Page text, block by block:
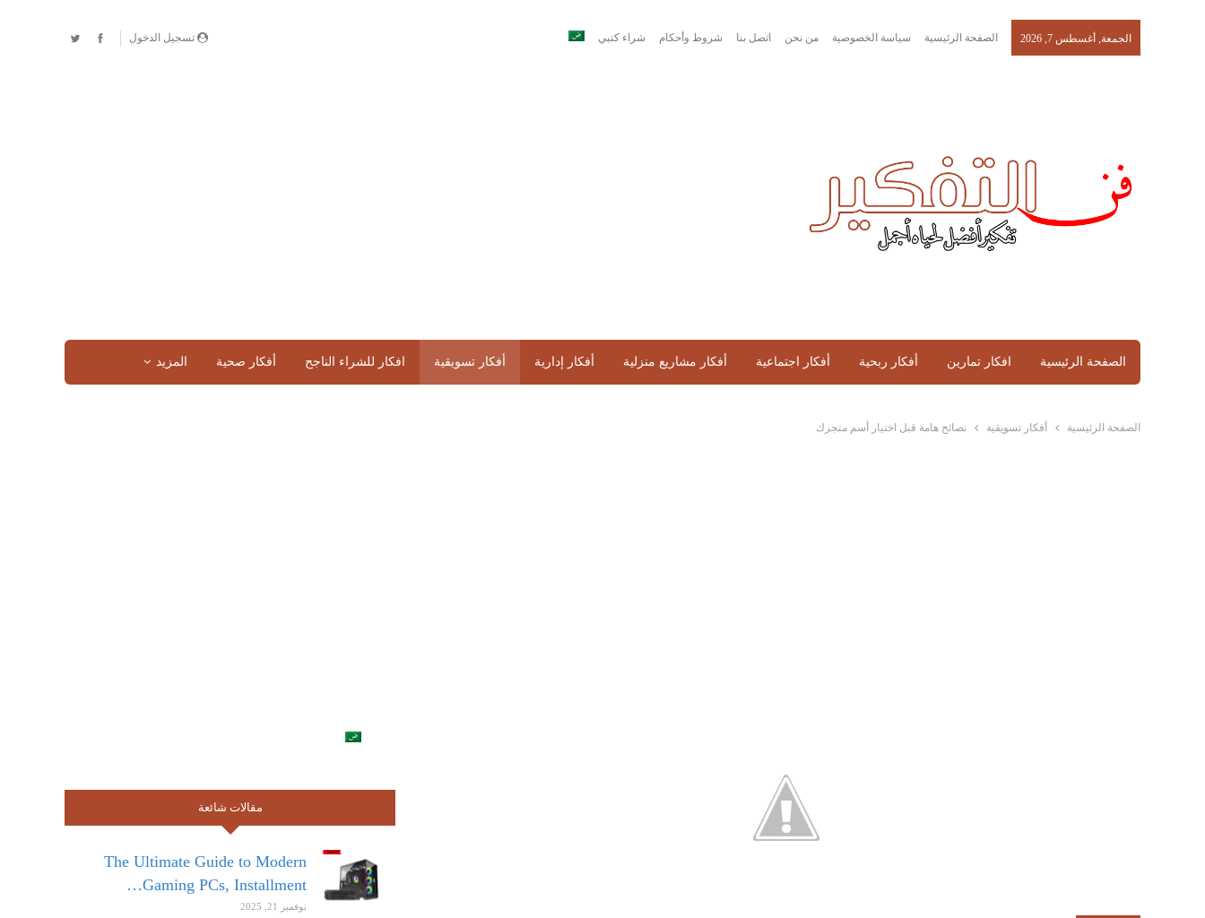
تسجيل الدخول الجمعة, أغسطس 7, 2026 الصفحة الرئيسية سياسة الخصوصية من نحن اتصل بنا شروط وأحكام شراء كتبي
الصفحة الرئيسية افكار تمارين أفكار ربحية أفكار اجتماعية أفكار مشاريع منزلية أفكار إدارية أفكار تسويقية افكار للشراء الناجح أفكار صحية المزيد
الصفحة الرئيسية أفكار تسويقية نصائح هامة قبل اختيار أسم متجرك
مقالات شائعة
The Ultimate Guide to Modern
Gaming PCs, Installment…
نوفمبر 21, 2025